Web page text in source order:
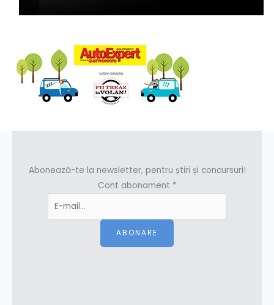
Abonează-te la newsletter, pentru știri și concursuri!
Cont abonament *
ABONARE